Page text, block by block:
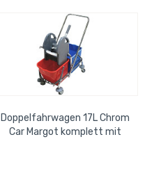
Doppelfahrwagen 17L Chrom
Car Margot komplett mit